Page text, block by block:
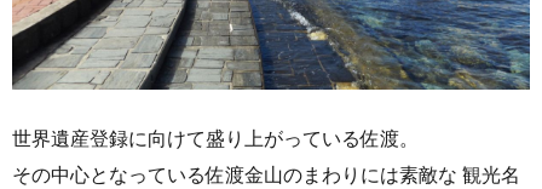
世界遺産登録に向けて盛り上がっている佐渡。
その中心となっている佐渡金山のまわりには素敵な 観光名